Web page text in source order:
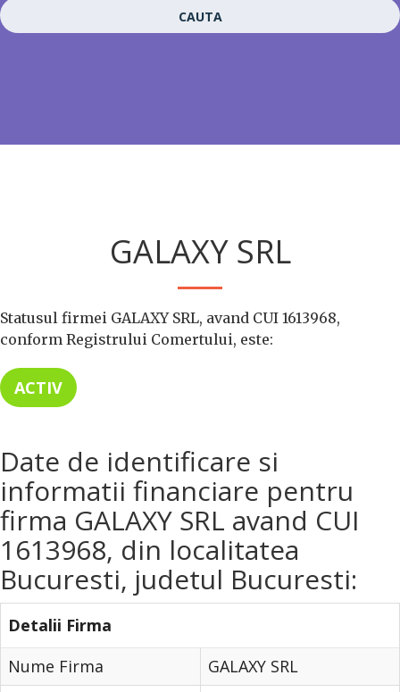
CAUTA
GALAXY SRL
Statusul firmei GALAXY SRL, avand CUI 1613968,
conform Registrului Comertului, este:
ACTIV
Date de identificare si
informatii financiare pentru
firma GALAXY SRL avand CUI
1613968, din localitatea
Bucuresti, judetul Bucuresti:
Detalii Firma
Nume Firma
GALAXY SRL